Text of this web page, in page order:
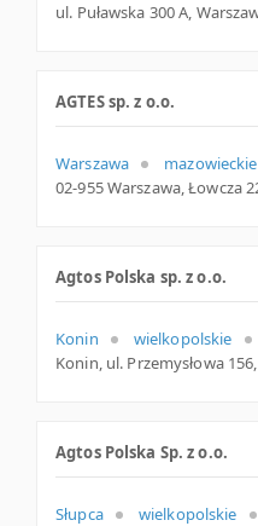
AGTES sp. z o.o.
Warszawa
mazowieckie
Agtos Polska sp. z o.o.
Konin
wielkopolskie
Agtos Polska Sp. z o.o.
Słupca
wielkopolskie